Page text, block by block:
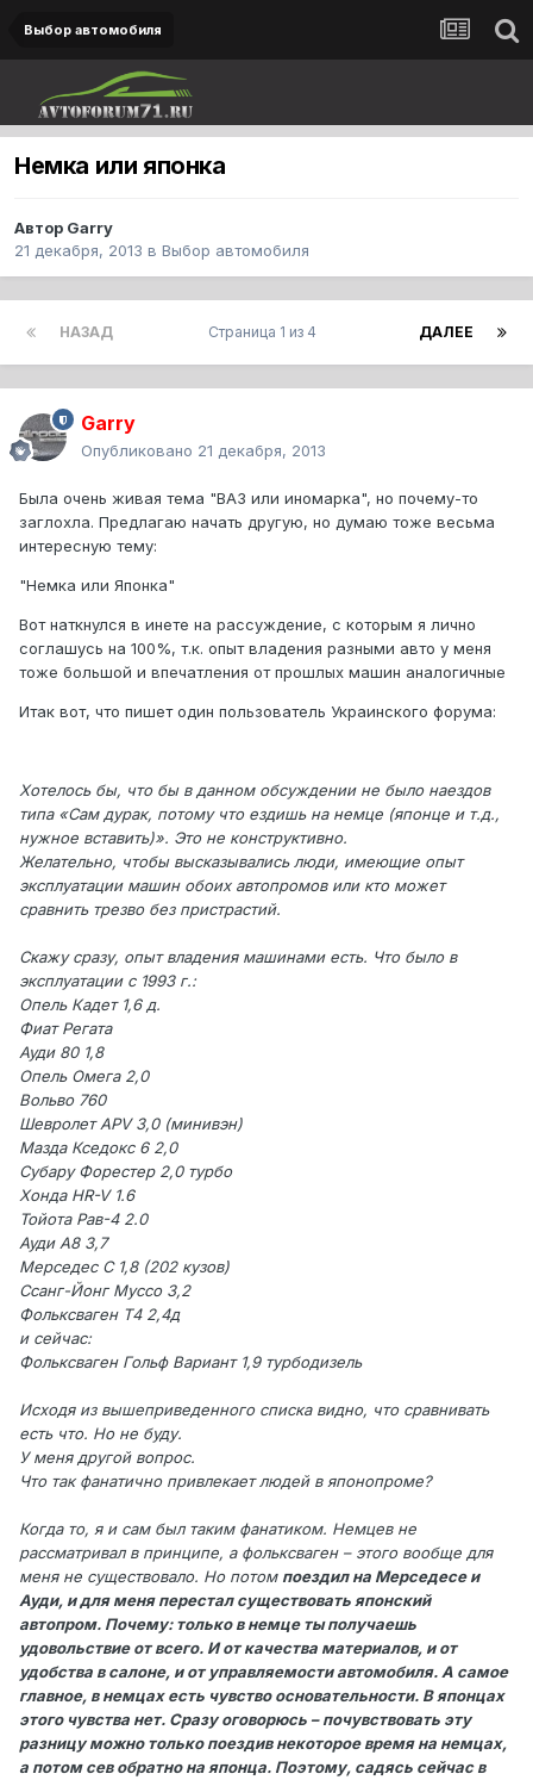
Выбор автомобиля
Немка или японка
Автор Garry
21 декабря, 2013 в Выбор автомобиля
НАЗАД ДАЛЕЕ
Страница 1 из 4
Garry
Опубликовано 21 декабря, 2013
Была очень живая тема "ВАЗ или иномарка", но почему-то
заглохла. Предлагаю начать другую, но думаю тоже весьма
интересную тему:
"Немка или Японка"
Вот наткнулся в инете на рассуждение, с которым я лично
соглашусь на 100%, т.к. опыт владения разными авто у меня
тоже большой и впечатления от прошлых машин аналогичные
Итак вот, что пишет один пользователь Украинского форума:
Хотелось бы, что бы в данном обсуждении не было наездов
типа «Сам дурак, потому что ездишь на немце (японце и т.д.,
нужное вставить)». Это не конструктивно.
Желательно, чтобы высказывались люди, имеющие опыт
эксплуатации машин обоих автопромов или кто может
сравнить трезво без пристрастий.
Скажу сразу, опыт владения машинами есть. Что было в
эксплуатации с 1993 г.:
Опель Кадет 1,6 д.
Фиат Регата
Ауди 80 1,8
Опель Омега 2,0
Вольво 760
Шевролет APV 3,0 (минивэн)
Мазда Кседокс 6 2,0
Субару Форестер 2,0 турбо
Хонда HR-V 1.6
Тойота Рав-4 2.0
Ауди А8 3,7
Мерседес С 1,8 (202 кузов)
Ссанг-Йонг Муссо 3,2
Фольксваген Т4 2,4д
и сейчас:
Фольксваген Гольф Вариант 1,9 турбодизель
Исходя из вышеприведенного списка видно, что сравнивать
есть что. Но не буду.
У меня другой вопрос.
Что так фанатично привлекает людей в японопроме?
Когда то, я и сам был таким фанатиком. Немцев не
рассматривал в принципе, а фольксваген – этого вообще для
меня не существовало. Но потом поездил на Мерседесе и
Ауди, и для меня перестал существовать японский
автопром. Почему: только в немце ты получаешь
удовольствие от всего. И от качества материалов, и от
удобства в салоне, и от управляемости автомобиля. А самое
главное, в немцах есть чувство основательности. В японцах
этого чувства нет. Сразу оговорюсь – почувствовать эту
разницу можно только поездив некоторое время на немцах,
а потом сев обратно на японца. Поэтому, садясь сейчас в